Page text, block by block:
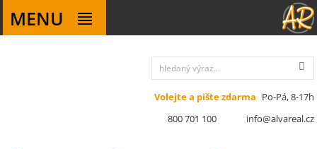
MENU
Volejte a pište zdarma Po-Pá, 8-17h
800 701 100
info@alvareal.cz